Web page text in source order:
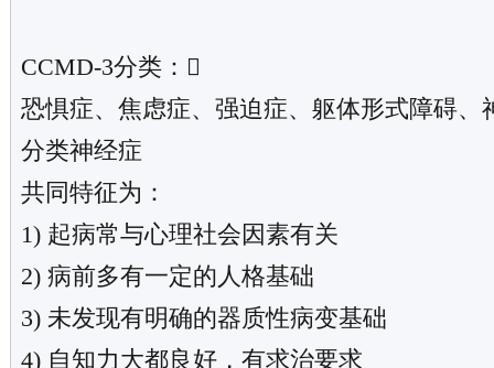
CCMD-3分类：
恐惧症、焦虑症、强迫症、躯体形式障碍、
分类神经症
共同特征为：
1) 起病常与心理社会因素有关
2) 病前多有一定的人格基础
3) 未发现有明确的器质性病变基础
4) 自知力大都良好，有求治要求